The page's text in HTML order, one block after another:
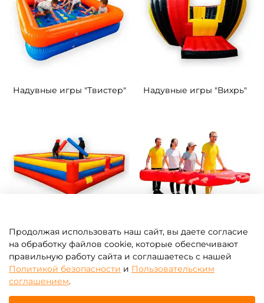
Надувные игры "Твистер" Надувные игры "Вихрь"
Надувные игры
"Развлекательные"
Надувные интерактивные
игры
Продолжая использовать наш сайт, вы даете согласие
на обработку файлов cookie, которые обеспечивают
правильную работу сайта и соглашаетесь с нашей
Политикой безопасности и Пользовательским
соглашением.